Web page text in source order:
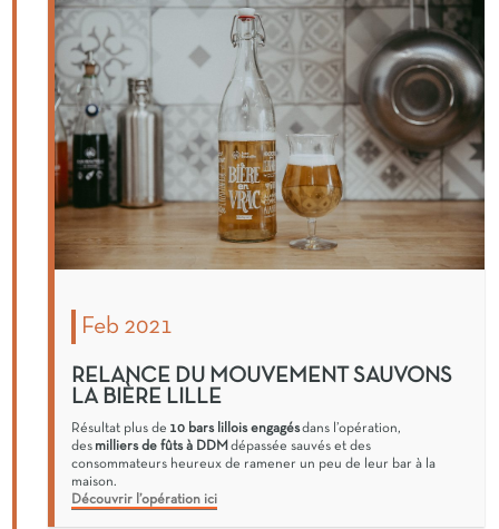
Feb 2021
RELANCE DU MOUVEMENT SAUVONS
LA BIÈRE LILLE
Résultat plus de 10 bars lillois engagésdans l’opération,
des milliers de fûts à DDM dépassée sauvés et des
consommateurs heureux de ramener un peu de leur bar à la
maison.
Découvrir l’opération ici